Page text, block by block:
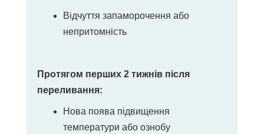
Відчуття запаморочення або
непритомність
Протягом перших 2 тижнів після
переливання:
Нова поява підвищення
температури або ознобу